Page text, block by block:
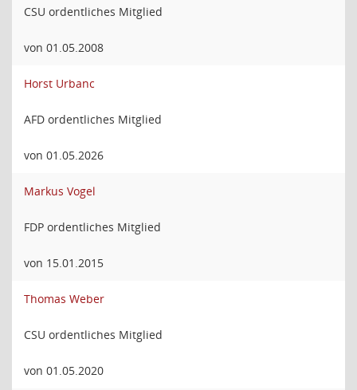
CSU ordentliches Mitglied
von 01.05.2008
Horst Urbanc
AFD ordentliches Mitglied
von 01.05.2026
Markus Vogel
FDP ordentliches Mitglied
von 15.01.2015
Thomas Weber
CSU ordentliches Mitglied
von 01.05.2020